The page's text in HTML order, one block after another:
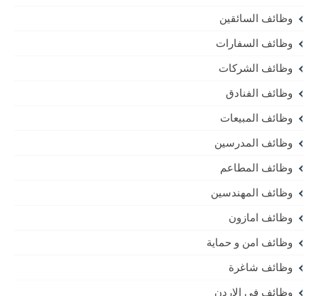
وظائف السائقين
وظائف السفارات
وظائف الشركات
وظائف الفنادق
وظائف المبيعات
وظائف المدرسين
وظائف المطاعم
وظائف المهندسين
وظائف امازون
وظائف امن و حماية
وظائف شاغرة
وظائف في الاردن